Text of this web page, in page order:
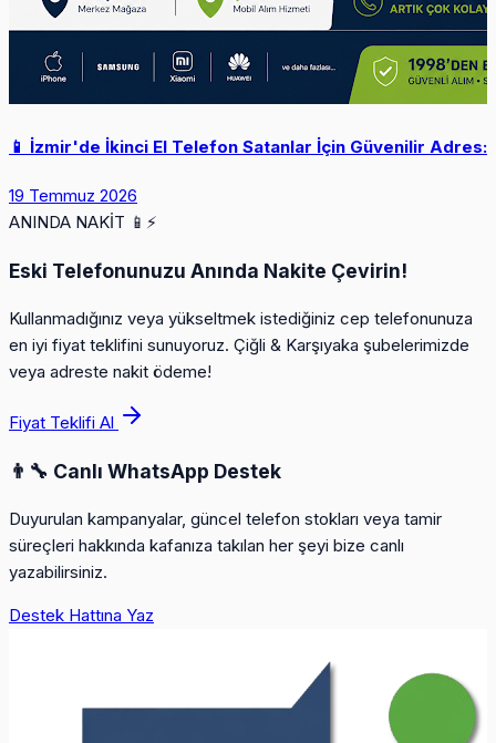
📱 İzmir'de İkinci El Telefon Satanlar İçin Güvenilir Adres:
19 Temmuz 2026
ANINDA NAKİT 📱⚡
Eski Telefonunuzu Anında Nakite Çevirin!
Kullanmadığınız veya yükseltmek istediğiniz cep telefonunuza
en iyi fiyat teklifini sunuyoruz. Çiğli & Karşıyaka şubelerimizde
veya adreste nakit ödeme!
Fiyat Teklifi Al
👨‍🔧 Canlı WhatsApp Destek
Duyurulan kampanyalar, güncel telefon stokları veya tamir
süreçleri hakkında kafanıza takılan her şeyi bize canlı
yazabilirsiniz.
Destek Hattına Yaz